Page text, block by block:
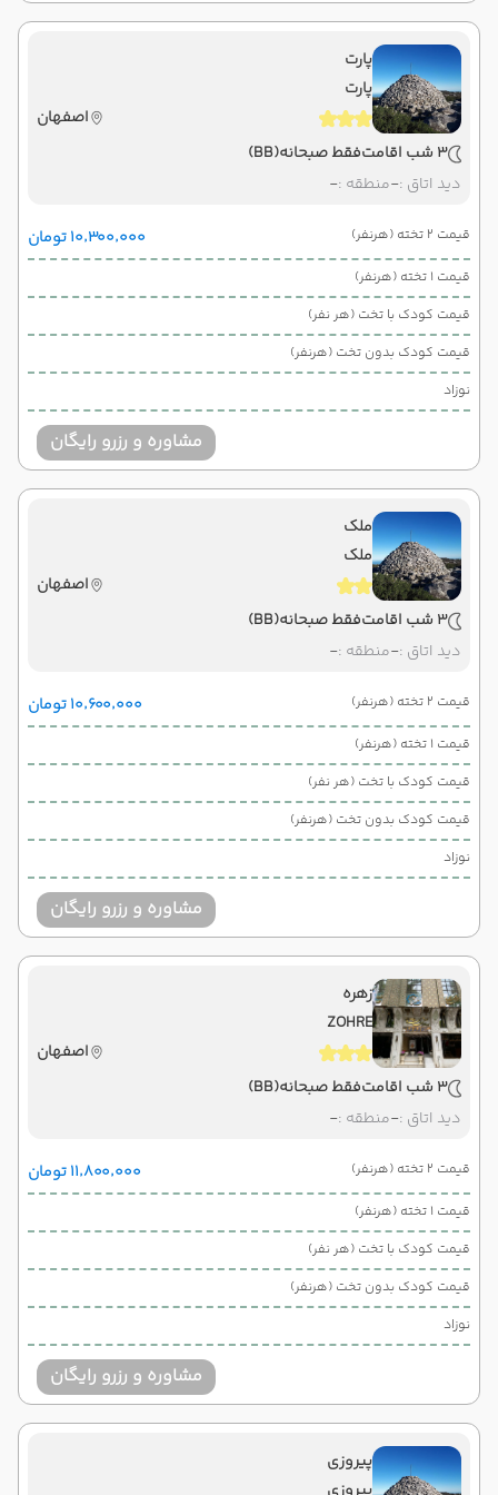
پارت
پارت
اصفهان
3 شب اقامت
فقط صبحانه(BB)
دید اتاق :-منطقه :-
قیمت 2 تخته (هرنفر) ۱۰٬۳۰۰٬۰۰۰ تومان
قیمت 1 تخته (هرنفر)
قیمت کودک با تخت (هر نفر)
قیمت کودک بدون تخت (هرنفر)
نوزاد
مشاوره و رزرو رایگان
ملک
ملک
اصفهان
3 شب اقامت
فقط صبحانه(BB)
دید اتاق :-منطقه :-
قیمت 2 تخته (هرنفر) ۱۰٬۶۰۰٬۰۰۰ تومان
قیمت 1 تخته (هرنفر)
قیمت کودک با تخت (هر نفر)
قیمت کودک بدون تخت (هرنفر)
نوزاد
مشاوره و رزرو رایگان
زهره
ZOHRE
اصفهان
3 شب اقامت
فقط صبحانه(BB)
دید اتاق :-منطقه :-
قیمت 2 تخته (هرنفر) ۱۱٬۸۰۰٬۰۰۰ تومان
قیمت 1 تخته (هرنفر)
قیمت کودک با تخت (هر نفر)
قیمت کودک بدون تخت (هرنفر)
نوزاد
مشاوره و رزرو رایگان
پیروزی